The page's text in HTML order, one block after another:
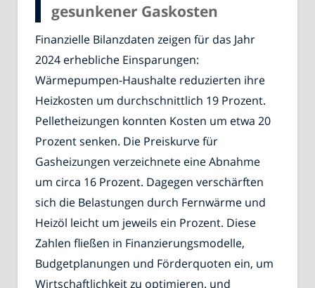
gesunkener Gaskosten
Finanzielle Bilanzdaten zeigen für das Jahr
2024 erhebliche Einsparungen:
Wärmepumpen-Haushalte reduzierten ihre
Heizkosten um durchschnittlich 19 Prozent.
Pelletheizungen konnten Kosten um etwa 20
Prozent senken. Die Preiskurve für
Gasheizungen verzeichnete eine Abnahme
um circa 16 Prozent. Dagegen verschärften
sich die Belastungen durch Fernwärme und
Heizöl leicht um jeweils ein Prozent. Diese
Zahlen fließen in Finanzierungsmodelle,
Budgetplanungen und Förderquoten ein, um
Wirtschaftlichkeit zu optimieren. und